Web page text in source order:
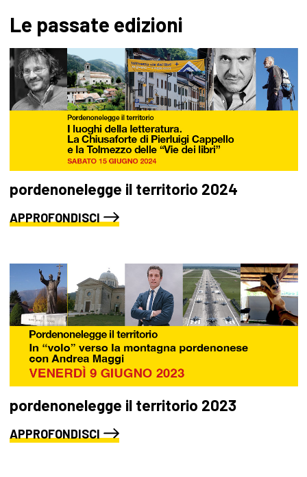
Le passate edizioni
pordenonelegge il territorio 2024
APPROFONDISCI
pordenonelegge il territorio 2023
APPROFONDISCI